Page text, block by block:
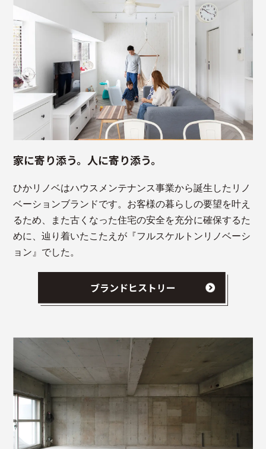
家に寄り添う。人に寄り添う。
ひかリノベはハウスメンテナンス事業から誕生したリノ
ベーションブランドです。お客様の暮らしの要望を叶え
るため、また古くなった住宅の安全を充分に確保するた
めに、辿り着いたこたえが『フルスケルトンリノベーシ
ョン』でした。
ブランドヒストリー